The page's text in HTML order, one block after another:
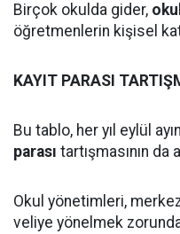
Birçok okulda gider,
öğretmenlerin kişisel
KAYIT PARASI
Bu tablo, her yıl eylül
parası tartışmasının da
Okul yönetimleri,
veliye yönelmek